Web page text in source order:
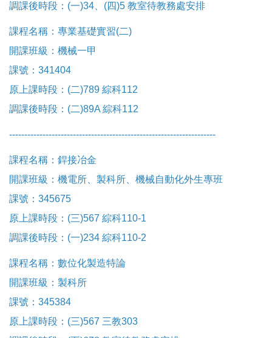
調課後時段：(一)34、(四)5 教室待教務處安排
課程名稱：專業基礎實習(二)
開課班級：機械一甲
課號：341404
原上課時段：(二)789 綜科112
調課後時段：(二)89A 綜科112
--------------------------------------------------------------------
課程名稱：銲接冶金
開課班級：機電所、製科所、機械自動化外生專班
課號：345675
原上課時段：(三)567 綜科110-1
調課後時段：(一)234 綜科110-2
課程名稱：數位化製造特論
開課班級：製科所
課號：345384
原上課時段：(三)567 三教303